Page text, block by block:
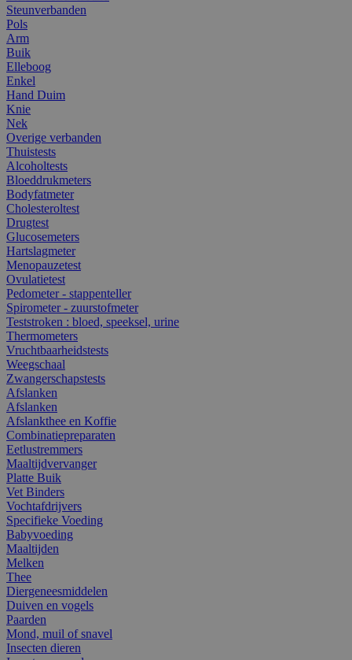
Steunverbanden
Pols
Arm
Buik
Elleboog
Enkel
Hand Duim
Knie
Nek
Overige verbanden
Thuistests
Alcoholtests
Bloeddrukmeters
Bodyfatmeter
Cholesteroltest
Drugtest
Glucosemeters
Hartslagmeter
Menopauzetest
Ovulatietest
Pedometer - stappenteller
Spirometer - zuurstofmeter
Teststroken : bloed, speeksel, urine
Thermometers
Vruchtbaarheidstests
Weegschaal
Zwangerschapstests
Afslanken
Afslanken
Afslankthee en Koffie
Combinatiepreparaten
Eetlustremmers
Maaltijdvervanger
Platte Buik
Vet Binders
Vochtafdrijvers
Specifieke Voeding
Babyvoeding
Maaltijden
Melken
Thee
Diergeneesmiddelen
Duiven en vogels
Paarden
Mond, muil of snavel
Insecten dieren